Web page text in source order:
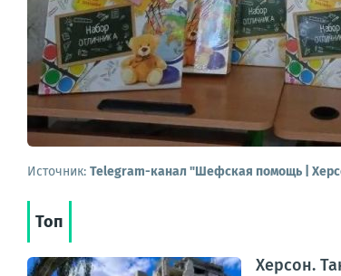
Источник: Telegram-канал "Шефская помощь |
Топ
Херсон.